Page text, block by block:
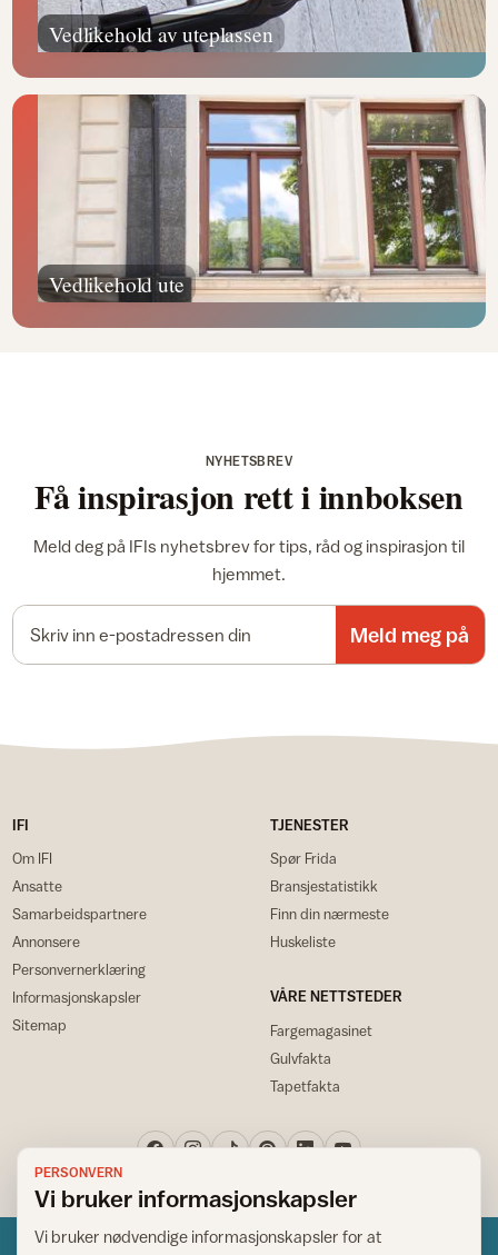
Vedlikehold av uteplassen
Vedlikehold ute
NYHETSBREV
Få inspirasjon rett i innboksen
Meld deg på IFIs nyhetsbrev for tips, råd og inspirasjon til
hjemmet.
Meld meg på
IFI
Om IFI
Ansatte
Samarbeidspartnere
Annonsere
Personvernerklæring
Informasjonskapsler
Sitemap
TJENESTER
Spør Frida
Bransjestatistikk
Finn din nærmeste
Huskeliste
VÅRE NETTSTEDER
Fargemagasinet
Gulvfakta
Tapetfakta
PERSONVERN
Vi bruker informasjonskapsler
Vi bruker nødvendige informasjonskapsler for at